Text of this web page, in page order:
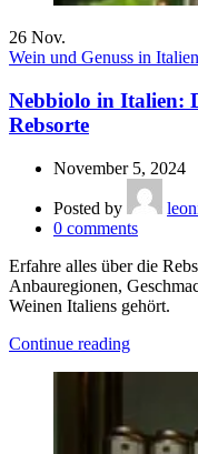
26 Nov.
Wein und Genuss in Italien
Nebbiolo in Italien:
Rebsorte
November 5, 2024
Posted by
0 comments
Erfahre alles über die
Anbauregionen,
Weinen Italiens gehört.
Continue reading